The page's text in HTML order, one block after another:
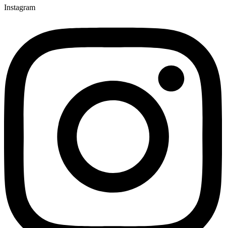
Instagram